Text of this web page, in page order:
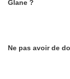
Glane ?
Ne pas avoir de